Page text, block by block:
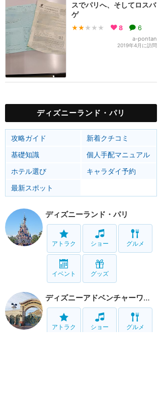
スでパリへ、そしてロスバ
ゲ
★★ ★★★ 8 6
a-pontan
2019年4月に訪問
ディズニーランド・パリ
攻略ガイド
新着クチコミ
基礎知識
個人手配マニュアル
ホテル選び
キャラダイ予約
最新スポット
ディズニーランド・パリ
アトラク ショー グルメ
イベント グッズ
ディズニーアドベンチャーワールド
アトラク ショー グルメ